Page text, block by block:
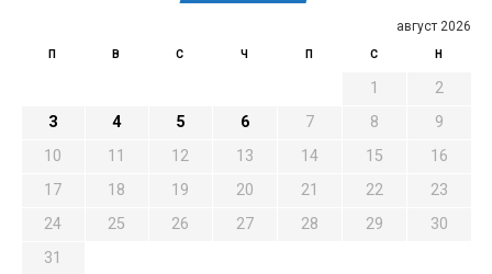
август 2026
П В С Ч П С Н
1
2
3
4 5 6 7 8
9
10
11 12 13 14 15
16
17
18 19 20 21 22
23
24
25 26 27 28 29
30
31